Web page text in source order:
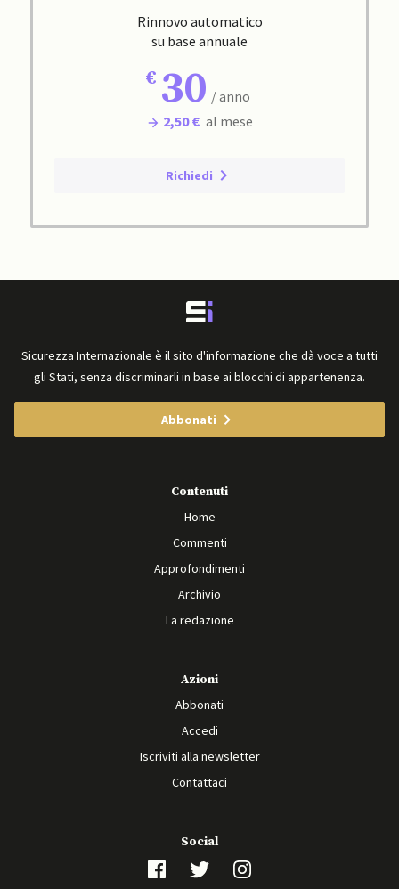
Rinnovo automatico
su base annuale
30 / anno
2,50 € al mese
Richiedi
Sicurezza Internazionale è il sito d'informazione che dà voce a tutti
gli Stati, senza discriminarli in base ai blocchi di appartenenza.
Abbonati
Contenuti
Home
Commenti
Approfondimenti
Archivio
La redazione
Azioni
Abbonati
Accedi
Iscriviti alla newsletter
Contattaci
Social